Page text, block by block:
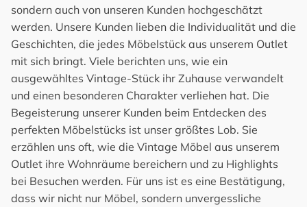
sondern auch von unseren Kunden hochgeschätzt
werden. Unsere Kunden lieben die Individualität und die
Geschichten, die jedes Möbelstück aus unserem Outlet
mit sich bringt. Viele berichten uns, wie ein
ausgewähltes Vintage-Stück ihr Zuhause verwandelt
und einen besonderen Charakter verliehen hat. Die
Begeisterung unserer Kunden beim Entdecken des
perfekten Möbelstücks ist unser größtes Lob. Sie
erzählen uns oft, wie die Vintage Möbel aus unserem
Outlet ihre Wohnräume bereichern und zu Highlights
bei Besuchen werden. Für uns ist es eine Bestätigung,
dass wir nicht nur Möbel, sondern unvergessliche